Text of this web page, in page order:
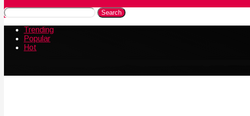
Search
Trending
Popular
Hot